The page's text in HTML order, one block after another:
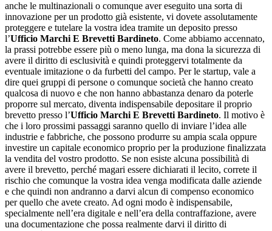
anche le multinazionali o comunque aver eseguito una sorta di
innovazione per un prodotto già esistente, vi dovete assolutamente
proteggere e tutelare la vostra idea tramite un deposito presso
l’Ufficio Marchi E Brevetti Bardineto. Come abbiamo accennato,
la prassi potrebbe essere più o meno lunga, ma dona la sicurezza di
avere il diritto di esclusività e quindi proteggervi totalmente da
eventuale imitazione o da furbetti del campo. Per le startup, vale a
dire quei gruppi di persone o comunque società che hanno creato
qualcosa di nuovo e che non hanno abbastanza denaro da poterle
proporre sul mercato, diventa indispensabile depositare il proprio
brevetto presso l’Ufficio Marchi E Brevetti Bardineto. Il motivo è
che i loro prossimi passaggi saranno quello di inviare l’idea alle
industrie e fabbriche, che possono produrre su ampia scala oppure
investire un capitale economico proprio per la produzione finalizzata
la vendita del vostro prodotto. Se non esiste alcuna possibilità di
avere il brevetto, perché magari essere dichiarati il lecito, correte il
rischio che comunque la vostra idea venga modificata dalle aziende
e che quindi non andranno a darvi alcun di compenso economico
per quello che avete creato. Ad ogni modo è indispensabile,
specialmente nell’era digitale e nell’era della contraffazione, avere
una documentazione che possa realmente darvi il diritto di